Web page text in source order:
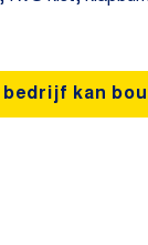
bedrijf kan